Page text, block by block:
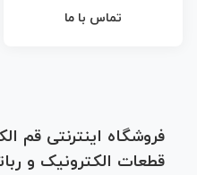
تماس با ما
فروشگاه اینترنتی قم
قطعات الکترونیک و